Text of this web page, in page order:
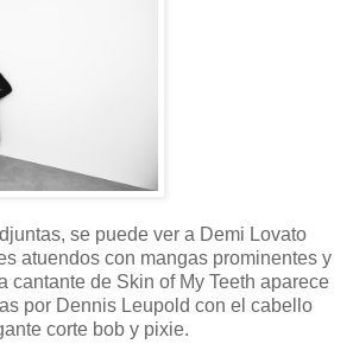
se puede ver a Demi Lovato
atuendos con mangas prominentes y
cantante de Skin of My Teeth aparece
por Dennis Leupold con el cabello
corte bob y pixie.